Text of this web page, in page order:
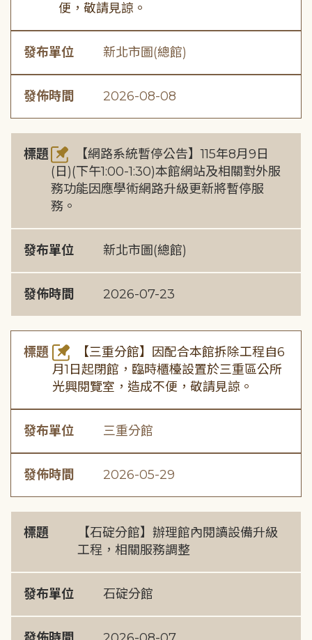
便，敬請見諒。
發布單位 新北市圖(總館)
發佈時間 2026-08-08
標題
【網路系統暫停公告】115年8月9日
(日)(下午1:00-1:30)本館網站及相關對外服
務功能因應學術網路升級更新將暫停服
務。
發布單位 新北市圖(總館)
發佈時間 2026-07-23
標題
【三重分館】因配合本館拆除工程自6
月1日起閉館，臨時櫃檯設置於三重區公所
光興閱覽室，造成不便，敬請見諒。
發布單位 三重分館
發佈時間 2026-05-29
標題
【石碇分館】辦理館內閱讀設備升級
工程，相關服務調整
發布單位 石碇分館